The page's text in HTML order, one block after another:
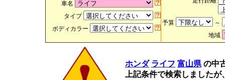
車名
タイプ
ボディカラー
予算
～
地域
ホンダ ライフ 富山県 の中
上記条件で検索しました